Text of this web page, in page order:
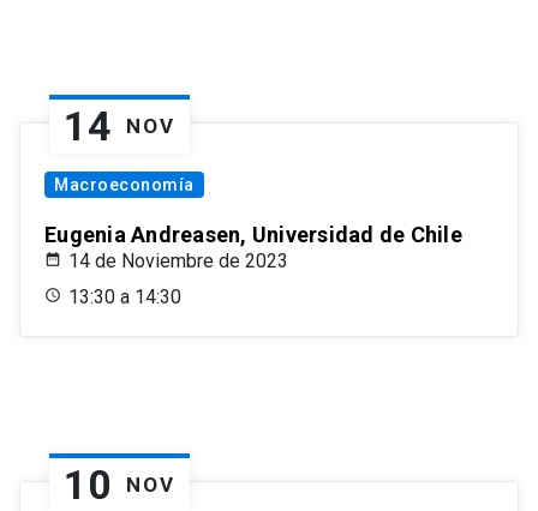
14 NOV
Macroeconomía
Eugenia Andreasen, Universidad de Chile
14 de Noviembre de 2023
13:30 a 14:30
10 NOV